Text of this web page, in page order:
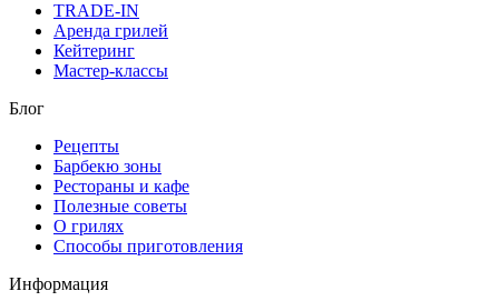
TRADE-IN
Аренда грилей
Кейтеринг
Мастер-классы
Блог
Рецепты
Барбекю зоны
Рестораны и кафе
Полезные советы
О грилях
Способы приготовления
Информация